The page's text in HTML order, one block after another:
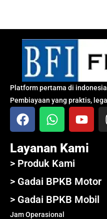
Platform pertama di
Pembiayaan yang praktis,
Layanan Kami
> Produk Kami
> Gadai BPKB Motor
> Gadai BPKB Mobil
Jam Operasional